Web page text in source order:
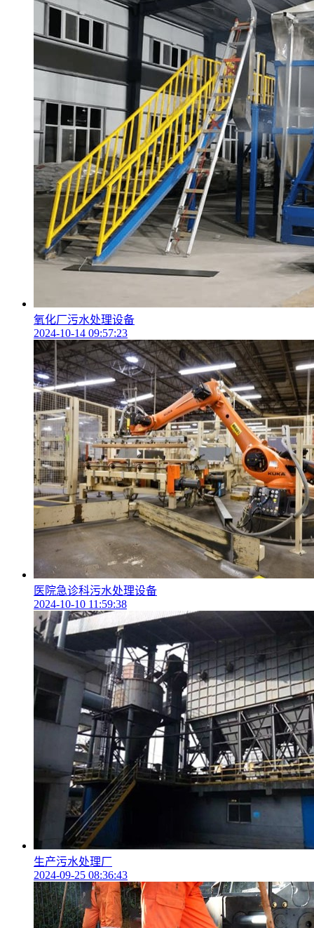
氧化厂污水处理设备
2024-10-14 09:57:23
医院急诊科污水处理设备
2024-10-10 11:59:38
生产污水处理厂
2024-09-25 08:36:43